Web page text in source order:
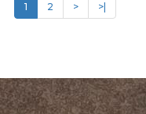
1 2 > >|